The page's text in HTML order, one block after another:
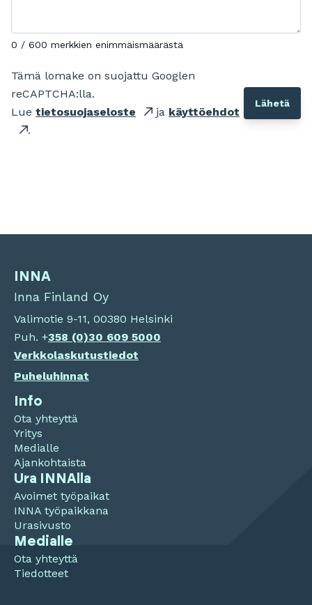
0 / 600 merkkien enimmäismäärästä
Tämä lomake on suojattu Googlen
reCAPTCHA:lla.
Lue tietosuojaseloste ja käyttöehdot
.
INNA
Inna Finland Oy
Valimotie 9-11, 00380 Helsinki
Puh. +358 (0)30 609 5000
Verkkolaskutustiedot
Puheluhinnat
Info
Ota yhteyttä
Yritys
Medialle
Ajankohtaista
Ura INNAlla
Avoimet työpaikat
INNA työpaikkana
Urasivusto
Medialle
Ota yhteyttä
Tiedotteet